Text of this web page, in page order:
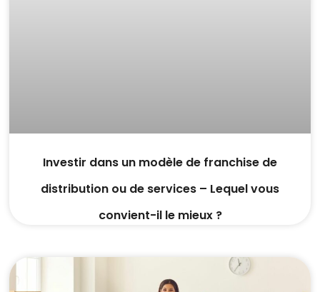
Investir dans un modèle de franchise de
distribution ou de services – Lequel vous
convient-il le mieux ?